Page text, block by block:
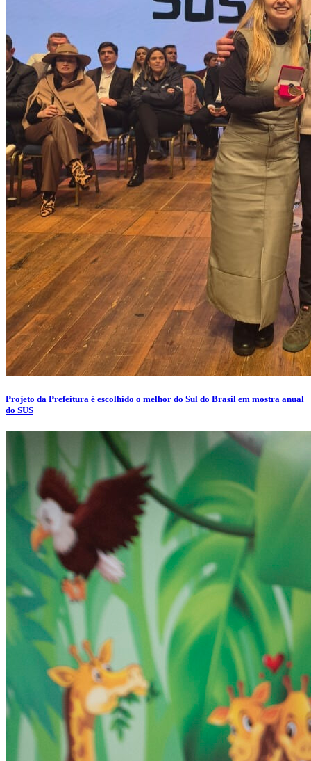
Projeto da Prefeitura é escolhido o melhor do Sul do Brasil em mostra anual
do SUS